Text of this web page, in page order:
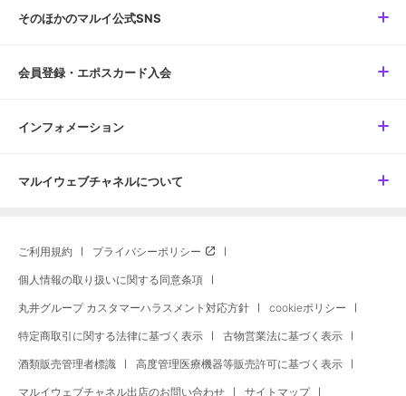
そのほかのマルイ公式SNS
会員登録・エポスカード入会
インフォメーション
マルイウェブチャネルについて
ご利用規約 プライバシーポリシー
個人情報の取り扱いに関する同意条項
丸井グループ カスタマーハラスメント対応方針 cookieポリシー
特定商取引に関する法律に基づく表示 古物営業法に基づく表示
酒類販売管理者標識 高度管理医療機器等販売許可に基づく表示
マルイウェブチャネル出店のお問い合わせ サイトマップ